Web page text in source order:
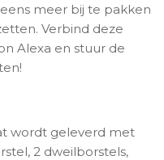
meer bij te pakken
Verbind deze
Alexa en stuur de
wordt geleverd met
2 dweilborstels,